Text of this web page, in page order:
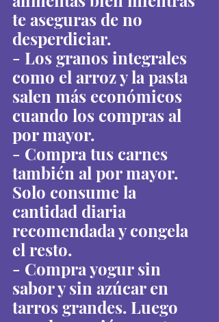
te aseguras de no
desperdiciar.
- Los granos integrales
como el arroz y la pasta
salen más económicos
cuando los compras al
por mayor.
- Compra tus carnes
también al por mayor.
Solo consume la
cantidad diaria
recomendada y congela
el resto.
- Compra yogur sin
sabor y sin azúcar en
tarros grandes. Luego